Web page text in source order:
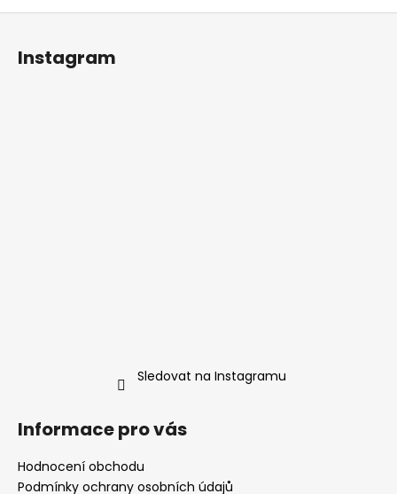
Z
Instagram
Sledovat na Instagramu
Informace pro vás
Hodnocení obchodu
Podmínky ochrany osobních údajů